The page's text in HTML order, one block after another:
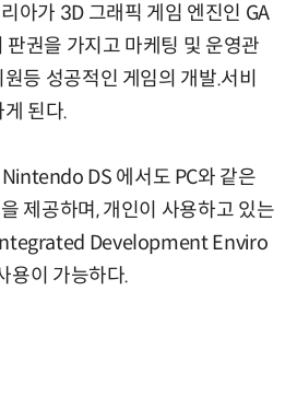
아가 3D 그래픽 게임 엔진인 GA
판권을 가지고 마케팅 및 운영관
등 성공적인 게임의 개발.서비
된다.
DS 에서도 PC와 같은
제공하며, 개인이 사용하고 있는
Development Enviro
용이 가능하다.